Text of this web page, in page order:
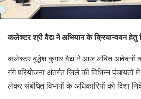
कलेक्टर श्री वैद्य ने अभियान के क्रियान्वयन हेतु
कलेक्टर बुद्धेश कुमार वैद्य ने आज लंबित आवेदनों
गंगे परियोजना अंतर्गत जिले की विभिन्न पंचायतों में
लेकर संबंधित विभागों के अधिकारियों को दिशा